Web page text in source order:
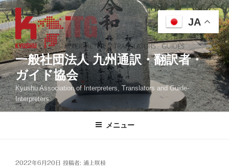
コ
ン
テ
ン
ツ
へ
ス
キ
ッ
一般社団法人 九州通訳・翻訳者・
ガイド協会
Kyushu Association of Interpreters, Translators and Guide-
Interpreters
メニュー
投
2022年6月20日 投稿者: 浦上咲枝
JA